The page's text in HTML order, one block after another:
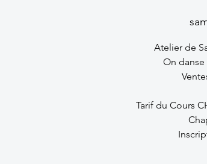
Atelier de
On danse
Tarif du Cours